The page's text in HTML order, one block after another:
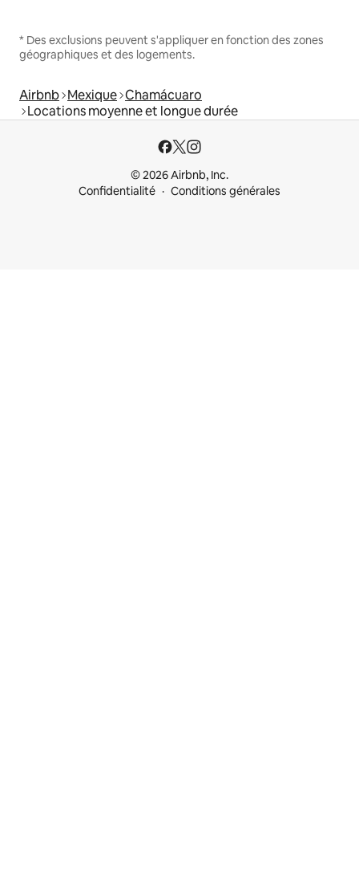
* Des exclusions peuvent s'appliquer en fonction des zones
géographiques et des logements.
Airbnb Mexique Chamácuaro
Locations moyenne et longue durée
© 2026 Airbnb, Inc.
Confidentialité
Conditions générales